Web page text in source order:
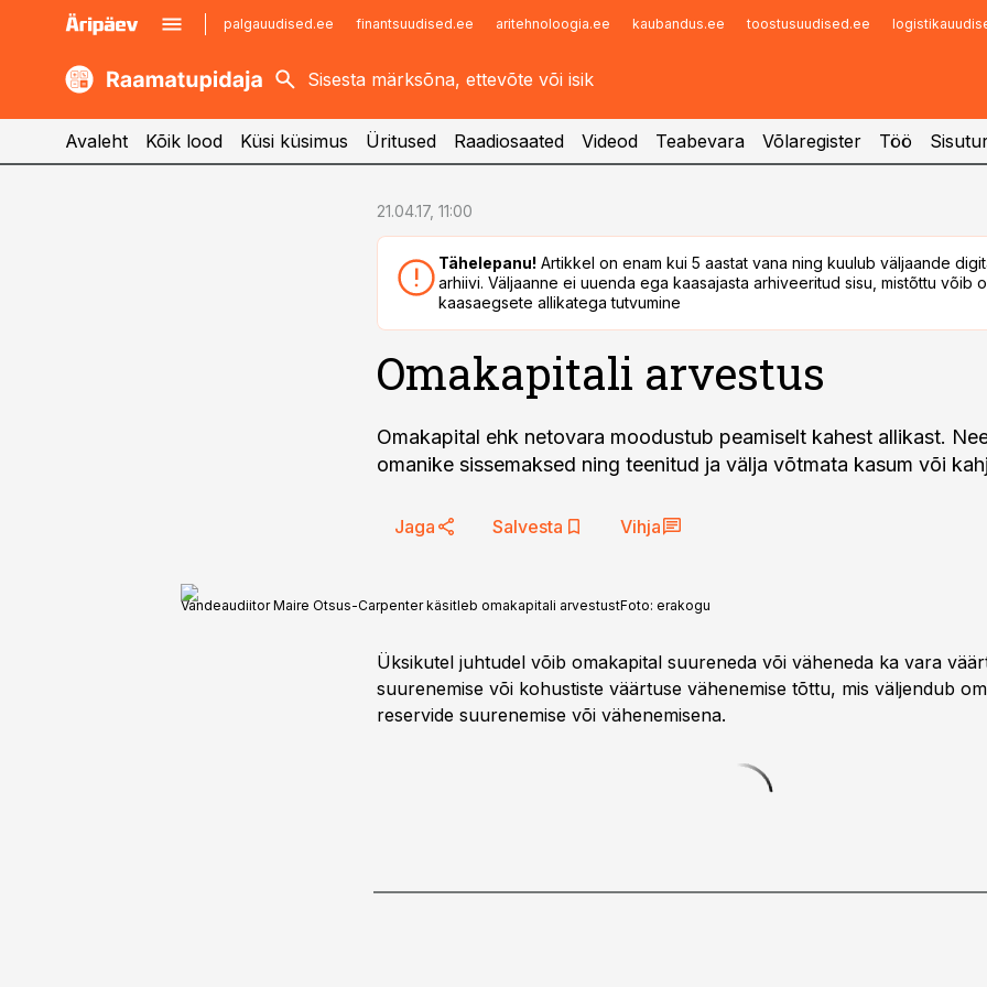
palgauudised.ee finantsuudised.ee aritehnoloogia.ee kaubandus.ee toostusuudised.ee
kaubandus.ee
kinnisvarauudised.ee
imelineajalugu.ee
Infopank
Avaleht Kõik lood Küsi küsimus Üritused Raadiosaated Videod Teabevara Võlaregister Töö
21.04.17, 11:00
Tähelepanu! Artikkel on enam kui 5 aastat vana ning kuulub väljaande
arhiivi. Väljaanne ei uuenda ega kaasajasta arhiveeritud sisu, mistõttu võib
kaasaegsete allikatega tutvumine
Omakapitali arvestus
Omakapital ehk netovara moodustub peamiselt kahest allikast.
omanike sissemaksed ning teenitud ja välja võtmata kasum või
Jaga Salvesta Vihja
Vandeaudiitor Maire Otsus-Carpenter käsitleb omakapitali arvestustFoto: erakogu
Üksikutel juhtudel võib omakapital suureneda või väheneda ka vara
suurenemise või kohustiste väärtuse vähenemise tõttu, mis väljendub
reservide suurenemise või vähenemisena.